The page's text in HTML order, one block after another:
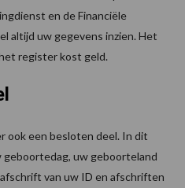
en de Financiële
altijd uw gegevens inzien. Het
register kost geld.
ook een besloten deel. In dit
geboortedag, uw geboorteland
van uw ID en afschriften